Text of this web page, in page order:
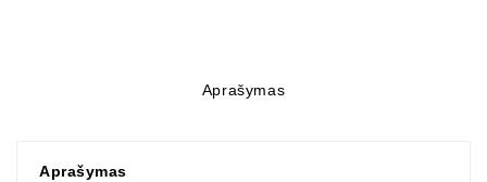
Aprašymas
Aprašymas